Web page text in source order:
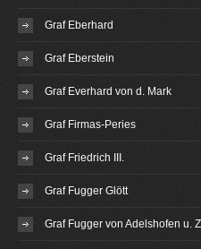
Graf Eberhard
Graf Eberstein
Graf Everhard von d. Mark
Graf Firmas-Peries
Graf Friedrich III.
Graf Fugger Glött
Graf Fugger von Adelshofen u.